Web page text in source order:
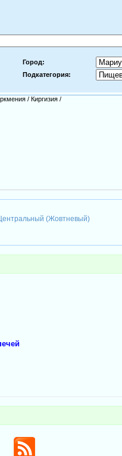
Город:
Подкатегория:
/ Киргизия /
(Жовтневый)